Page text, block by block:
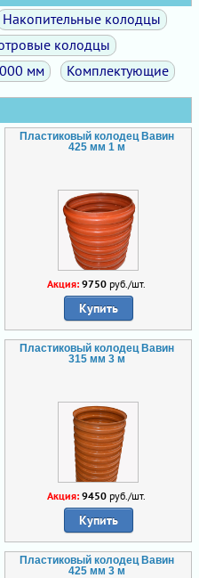
Накопительные колодцы
колодцы
мм
Комплектующие
Пластиковый колодец Вавин
425 мм 1 м
Акция: 9750руб./шт.
Купить
Пластиковый колодец Вавин
315 мм 3 м
Акция: 9450руб./шт.
Купить
Пластиковый колодец Вавин
425 мм 3 м